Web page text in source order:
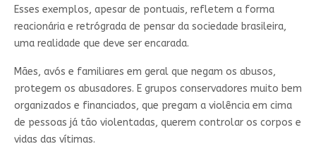
Esses exemplos, apesar de pontuais, refletem a forma
reacionária e retrógrada de pensar da sociedade brasileira,
uma realidade que deve ser encarada.
Mães, avós e familiares em geral que negam os abusos,
protegem os abusadores. E grupos conservadores muito bem
organizados e financiados, que pregam a violência em cima
de pessoas já tão violentadas, querem controlar os corpos e
vidas das vítimas.